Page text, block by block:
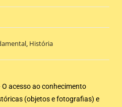
, História
acesso ao conhecimento
(objetos e fotografias) e